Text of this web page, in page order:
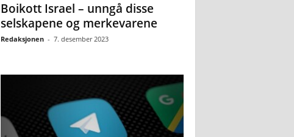
Boikott Israel – unngå disse
selskapene og merkevarene
Redaksjonen - 7. desember 2023